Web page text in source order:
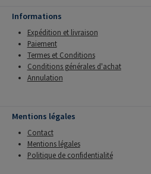
Informations
Expédition et livraison
Paiement
Termes et Conditions
Conditions générales d'achat
Annulation
Mentions légales
Contact
Mentions légales
Politique de confidentialité